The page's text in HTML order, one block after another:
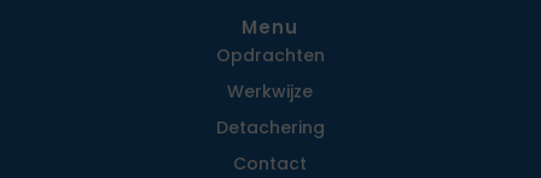
Menu
Opdrachten
Werkwijze
Detachering
Contact